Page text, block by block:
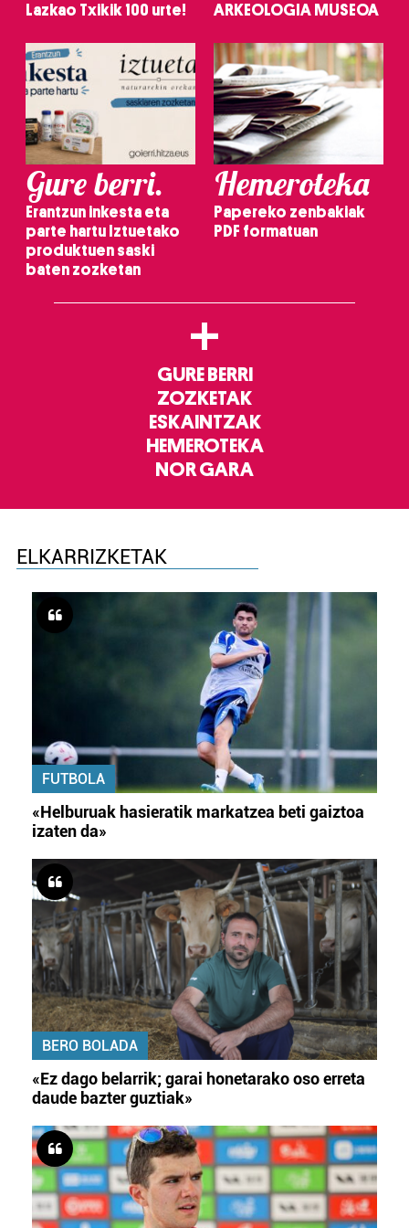
Lazkao Txikik 100 urte! ARKEOLOGIA MUSEOA
Gure berri.
Erantzun inkesta eta
parte hartu Iztuetako
produktuen saski
baten zozketan
Hemeroteka
Papereko zenbakiak
PDF formatuan
+
GURE BERRI
ZOZKETAK
ESKAINTZAK
HEMEROTEKA
NOR GARA
ELKARRIZKETAK
FUTBOLA
«Helburuak hasieratik markatzea beti gaiztoa
izaten da»
BERO BOLADA
«Ez dago belarrik; garai honetarako oso erreta
daude bazter guztiak»